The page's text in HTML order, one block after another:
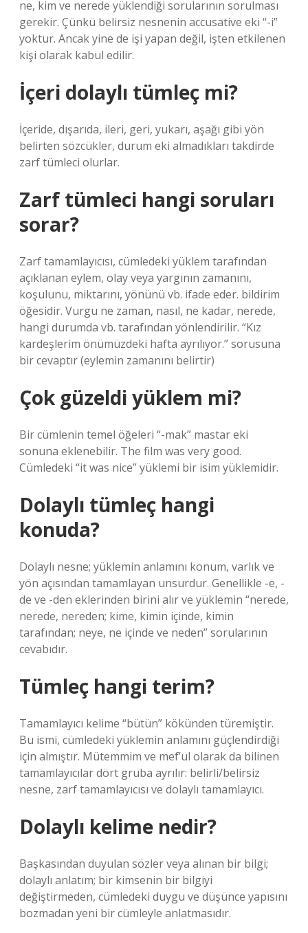
ne, kim ve nerede yüklendiği sorularının sorulması
gerekir. Çünkü belirsiz nesnenin accusative eki “-i”
yoktur. Ancak yine de işi yapan değil, işten etkilenen
kişi olarak kabul edilir.
İçeri dolaylı tümleç mi?
İçeride, dışarıda, ileri, geri, yukarı, aşağı gibi yön
belirten sözcükler, durum eki almadıkları takdirde
zarf tümleci olurlar.
Zarf tümleci hangi soruları
sorar?
Zarf tamamlayıcısı, cümledeki yüklem tarafından
açıklanan eylem, olay veya yargının zamanını,
koşulunu, miktarını, yönünü vb. ifade eder. bildirim
öğesidir. Vurgu ne zaman, nasıl, ne kadar, nerede,
hangi durumda vb. tarafından yönlendirilir. “Kız
kardeşlerim önümüzdeki hafta ayrılıyor.” sorusuna
bir cevaptır (eylemin zamanını belirtir)
Çok güzeldi yüklem mi?
Bir cümlenin temel öğeleri “-mak” mastar eki
sonuna eklenebilir. The film was very good.
Cümledeki “it was nice” yüklemi bir isim yüklemidir.
Dolaylı tümleç hangi
konuda?
Dolaylı nesne; yüklemin anlamını konum, varlık ve
yön açısından tamamlayan unsurdur. Genellikle -e, -
de ve -den eklerinden birini alır ve yüklemin “nerede,
nerede, nereden; kime, kimin içinde, kimin
tarafından; neye, ne içinde ve neden” sorularının
cevabıdır.
Tümleç hangi terim?
Tamamlayıcı kelime “bütün” kökünden türemiştir.
Bu ismi, cümledeki yüklemin anlamını güçlendirdiği
için almıştır. Mütemmim ve mef’ul olarak da bilinen
tamamlayıcılar dört gruba ayrılır: belirli/belirsiz
nesne, zarf tamamlayıcısı ve dolaylı tamamlayıcı.
Dolaylı kelime nedir?
Başkasından duyulan sözler veya alınan bir bilgi;
dolaylı anlatım; bir kimsenin bir bilgiyi
değiştirmeden, cümledeki duygu ve düşünce yapısını
bozmadan yeni bir cümleyle anlatmasıdır.